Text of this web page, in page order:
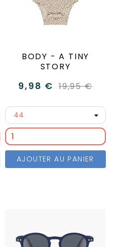
BODY - A TINY
STORY
9,98 € 19,95 €
AJOUTER AU PANIER